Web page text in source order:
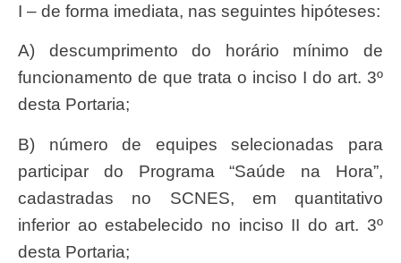
I – de forma imediata, nas seguintes hipóteses:
a) descumprimento do horário mínimo de
funcionamento de que trata o inciso I do art. 3º
desta Portaria;
b) número de equipes selecionadas para
participar do Programa “Saúde na Hora”,
cadastradas no SCNES, em quantitativo
inferior ao estabelecido no inciso II do art. 3º
desta Portaria;